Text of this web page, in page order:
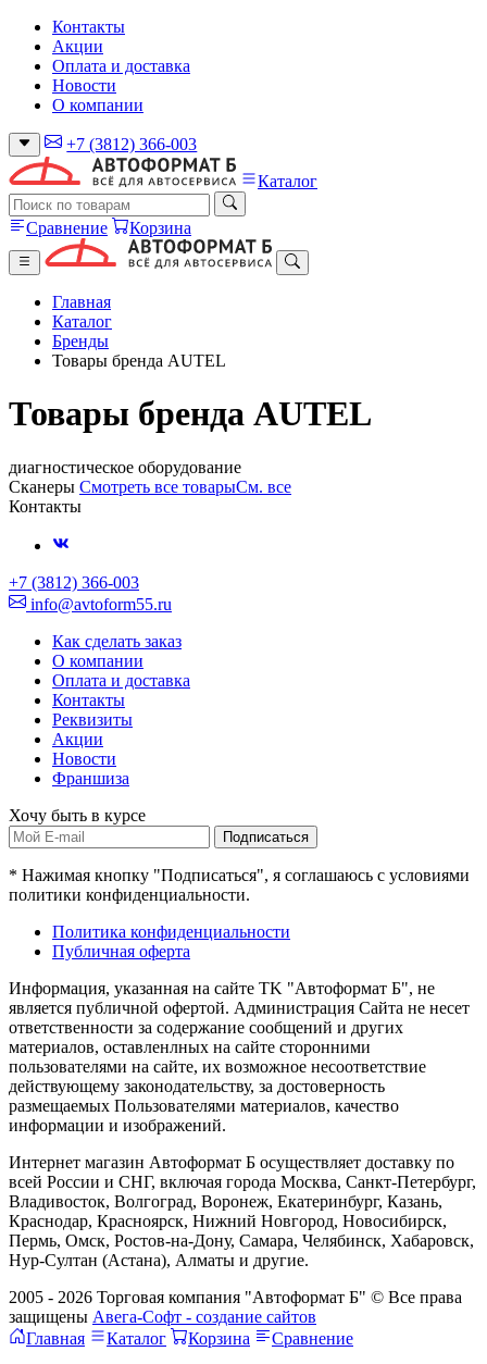
Контакты
Акции
Оплата и доставка
Новости
О компании
+7 (3812) 366-003
Каталог
Сравнение Корзина
Главная
Каталог
Бренды
Товары бренда AUTEL
Товары бренда AUTEL
диагностическое оборудование
Сканеры Смотреть все товарыСм. все
Контакты
+7 (3812) 366-003
info@avtoform55.ru
Как сделать заказ
О компании
Оплата и доставка
Контакты
Реквизиты
Акции
Новости
Франшиза
Хочу быть в курсе
Подписаться
* Нажимая кнопку "Подписаться", я соглашаюсь с условиями
политики конфиденциальности.
Политика конфиденциальности
Публичная оферта
Информация, указанная на сайте TK "Автоформат Б", не
является публичной офертой. Администрация Сайта не несет
ответственности за содержание сообщений и других
материалов, оставленлных на сайте сторонними
пользователями на сайте, их возможное несоответствие
действующему законодательству, за достоверность
размещаемых Пользователями материалов, качество
информации и изображений.
Интернет магазин Автоформат Б осуществляет доставку по
всей России и СНГ, включая города Москва, Санкт-Петербург,
Владивосток, Волгоград, Воронеж, Екатеринбург, Казань,
Краснодар, Красноярск, Нижний Новгород, Новосибирск,
Пермь, Омск, Ростов-на-Дону, Самара, Челябинск, Хабаровск,
Нур-Султан (Астана), Алматы и другие.
2005 - 2026 Торговая компания "Автоформат Б" © Все права
защищены Авега-Софт - создание сайтов
Главная
Каталог Корзина
Сравнение